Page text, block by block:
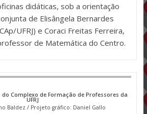
didáticas, sob a orientação
de Elisângela Bernardes
UFRJ) e Coraci Freitas Ferreira,
de Matemática do Centro.
Complexo de Formação de Professores da
UFRJ
Baldez / Projeto gráfico: Daniel Gallo